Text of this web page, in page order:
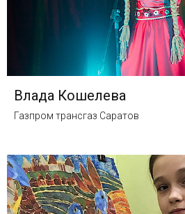
Влада Кошелева
Газпром трансгаз Саратов